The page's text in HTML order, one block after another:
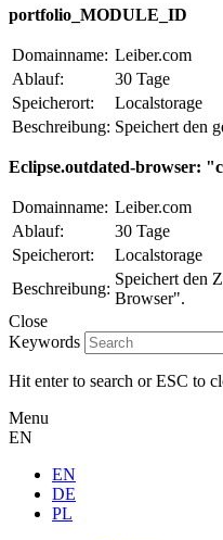
portfolio_MODULE_ID
Domainname: Leiber.com
Ablauf:
30 Tage
Speicherort:
Localstorage
Beschreibung: Speichert den
Eclipse.outdated-browser:
Domainname: Leiber.com
Ablauf:
30 Tage
Speicherort:
Localstorage
Beschreibung:
Speichert den
Browser".
Close
Keywords
Hit enter to search or ESC to
Menu
EN
EN
DE
PL